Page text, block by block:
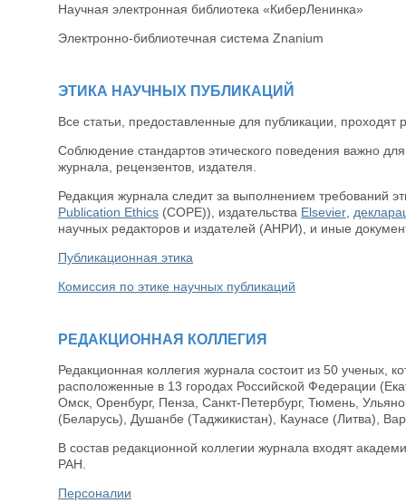
Научная электронная библиотека «КиберЛенинка»
Электронно-библиотечная система Znanium
ЭТИКА НАУЧНЫХ ПУБЛИКАЦИЙ
Все статьи, предоставленные для публикации, проходят
Соблюдение стандартов этического поведения важно
журнала, рецензентов, издателя.
Редакция журнала следит за выполнением требований
Publication Ethics (COPE)), издательства Elsevier
научных редакторов и издателей (АНРИ), и иные
Публикационная этика
Комиссия по этике научных публикаций
РЕДАКЦИОННАЯ КОЛЛЕГИЯ
Редакционная коллегия журнала состоит из 50 ученых,
расположенные в 13 городах Российской Федерации
Омск, Оренбург, Пенза, Санкт-Петербург, Тюмень,
(Беларусь), Душанбе (Таджикистан), Каунасе (Литва),
В состав редакционной коллегии журнала входят
РАН.
Персоналии